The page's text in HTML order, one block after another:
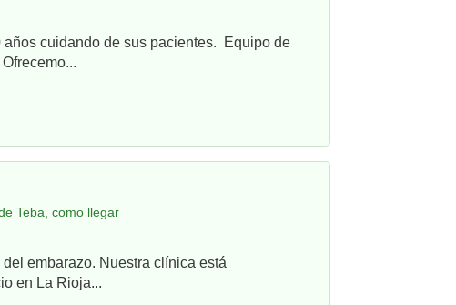
cuidando de sus pacientes. Equipo de
Teba, como llegar
embarazo. Nuestra clínica está
en La Rioja...